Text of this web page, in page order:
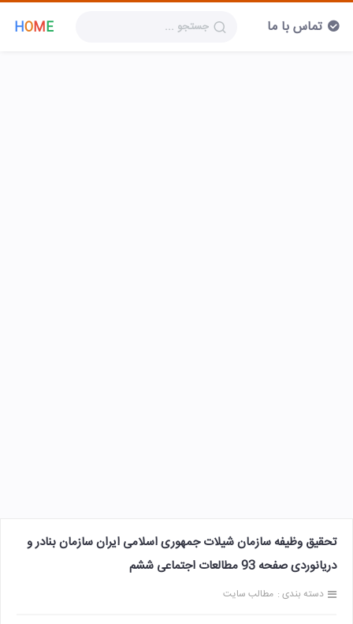
HOME تماس با ما
تحقیق وظیفه سازمان شیلات جمهوری اسلامی ایران سازمان بنادر و
دریانوردی صفحه 93 مطالعات اجتماعی ششم
دسته بندی : مطالب سایت